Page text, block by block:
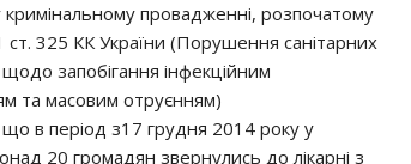
кримінальному провадженні, розпочатому
ст. 325 КК України (Порушення санітарних
запобігання інфекційним
та масовим отруєнням)
в період з17 грудня 2014 року у
20 громадян звернулись до лікарні з